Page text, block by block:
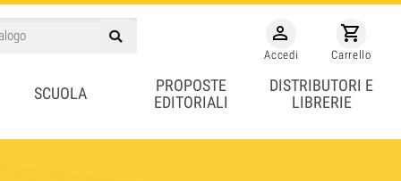
shopping_cart
Carrello
person_outline
Accedi
SCUOLA
PROPOSTE
EDITORIALI
DISTRIBUTORI E
LIBRERIE